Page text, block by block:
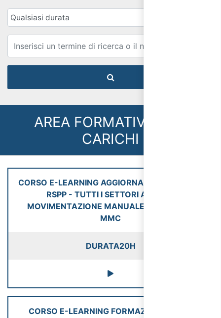
AREA FORMATIVA: MM
CARICHI
CORSO E-LEARNING AGGIORNAMENTO ASPP E
RSPP - TUTTI I SETTORI ATECO -
MOVIMENTAZIONE MANUALE DEI CARICHI
MMC
DURATA20H
CORSO E-LEARNING FORMAZIONE SULLA